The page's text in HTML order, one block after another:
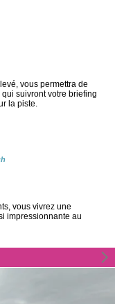
vous permettra de
suivront votre briefing
la piste.
vous vivrez une
impressionnante au